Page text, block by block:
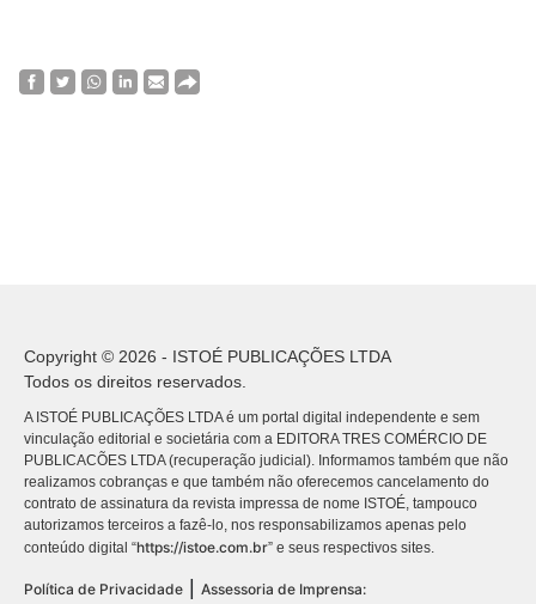
Copyright © 2026 - ISTOÉ PUBLICAÇÕES LTDA
Todos os direitos reservados.
A ISTOÉ PUBLICAÇÕES LTDA é um portal digital independente e sem
vinculação editorial e societária com a EDITORA TRES COMÉRCIO DE
PUBLICACÕES LTDA (recuperação judicial). Informamos também que não
realizamos cobranças e que também não oferecemos cancelamento do
contrato de assinatura da revista impressa de nome ISTOÉ, tampouco
autorizamos terceiros a fazê-lo, nos responsabilizamos apenas pelo
conteúdo digital “https://istoe.com.br” e seus respectivos sites.
Política de Privacidade
Assessoria de Imprensa: